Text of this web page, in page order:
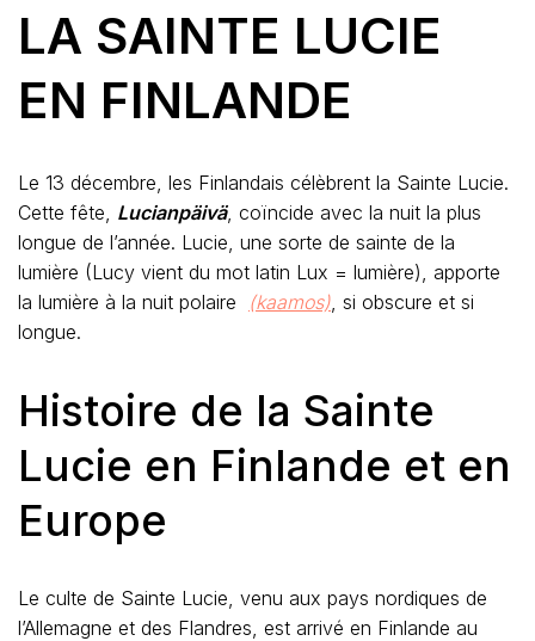
LA SAINTE LUCIE
EN FINLANDE
Le 13 décembre, les Finlandais célèbrent la Sainte Lucie.
Cette fête, Lucianpäivä, coïncide avec la nuit la plus
longue de l’année. Lucie, une sorte de sainte de la
lumière (Lucy vient du mot latin Lux = lumière), apporte
la lumière à la nuit polaire
(kaamos) , si obscure et si
longue.
Histoire de la Sainte
Lucie en Finlande et en
Europe
Le culte de Sainte Lucie, venu aux pays nordiques de
l’Allemagne et des Flandres, est arrivé en Finlande au